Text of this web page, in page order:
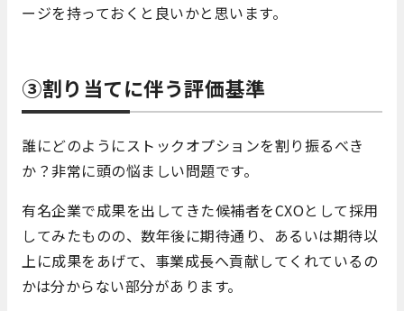
ージを持っておくと良いかと思います。
③割り当てに伴う評価基準
誰にどのようにストックオプションを割り振るべき
か？非常に頭の悩ましい問題です。
有名企業で成果を出してきた候補者をCXOとして採用
してみたものの、数年後に期待通り、あるいは期待以
上に成果をあげて、事業成長へ貢献してくれているの
かは分からない部分があります。